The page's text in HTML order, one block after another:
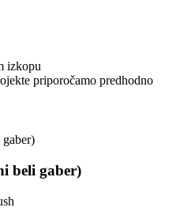
izkopu
priporočamo predhodno
beli gaber)